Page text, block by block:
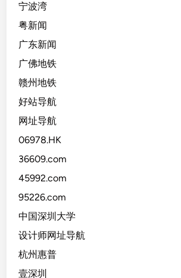
宁波湾
粤新闻
广东新闻
广佛地铁
赣州地铁
好站导航
网址导航
06978.HK
36609.com
45992.com
95226.com
中国深圳大学
设计师网址导航
杭州惠普
壹深圳